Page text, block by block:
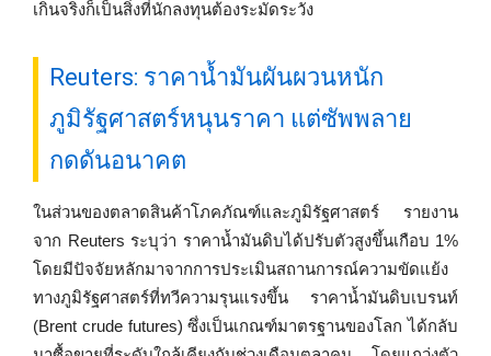
เกินจริงก็เป็นสิ่งที่นักลงทุนต้องระมัดระวัง
Reuters: ราคาน้ำมันผันผวนหนัก
ภูมิรัฐศาสตร์หนุนราคา แต่ซัพพลาย
กดดันอนาคต
ในส่วนของตลาดสินค้าโภคภัณฑ์และภูมิรัฐศาสตร์ รายงาน
จาก Reuters ระบุว่า ราคาน้ำมันดิบได้ปรับตัวสูงขึ้นเกือบ 1%
โดยมีปัจจัยหลักมาจากการประเมินสถานการณ์ความขัดแย้ง
ทางภูมิรัฐศาสตร์ที่ทวีความรุนแรงขึ้น ราคาน้ำมันดิบเบรนท์
(Brent crude futures) ซึ่งเป็นเกณฑ์มาตรฐานของโลก ได้กลับ